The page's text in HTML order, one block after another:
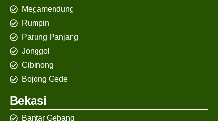
Megamendung
Rumpin
Parung Panjang
Jonggol
Cibinong
Bojong Gede
Bekasi
Bantar Gebang